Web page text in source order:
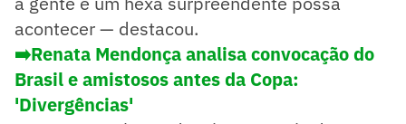
acontecer — destacou.
➡️Renata Mendonça analisa convocação do
Brasil e amistosos antes da Copa:
'Divergências'